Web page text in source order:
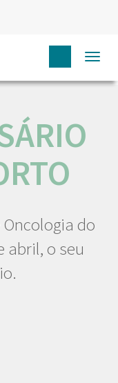
do
abril, o seu